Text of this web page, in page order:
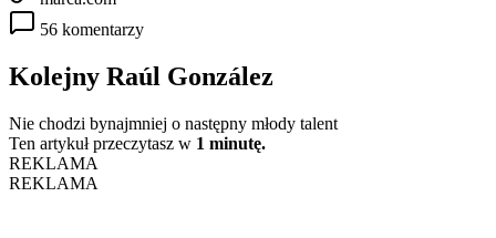
56 komentarzy
Kolejny Raúl González
Nie chodzi bynajmniej o następny młody talent
Ten artykuł przeczytasz w 1 minutę.
REKLAMA
REKLAMA